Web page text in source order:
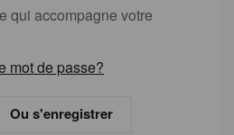
qui accompagne votre
mot de passe?
Ou s'enregistrer